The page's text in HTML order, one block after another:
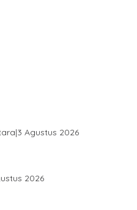
|3 Agustus 2026
2026